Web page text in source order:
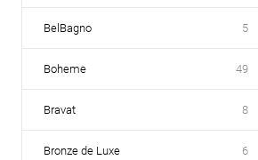
BelBagno 5
Boheme 49
Bravat 8
Bronze de Luxe 6